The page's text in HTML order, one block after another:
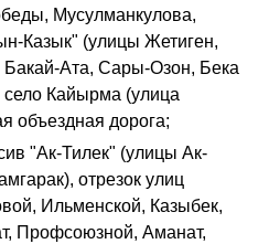
Мусулманкулова,
Казык" (улицы Жетиген,
Ата, Сары-Озон, Бека
Кайырма (улица
объездная дорога;
"Ак-Тилек" (улицы Ак-
отрезок улиц
Ильменской, Казыбек,
Профсоюзной, Аманат,